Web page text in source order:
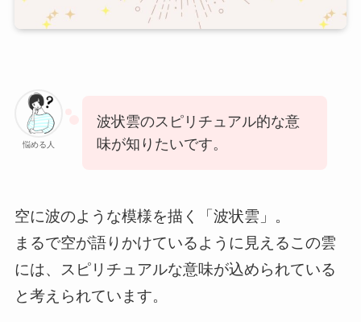
悩める人
波状雲のスピリチュアル的な意
味が知りたいです。
空に波のような模様を描く「波状雲」。
まるで空が語りかけているように見えるこの雲
には、スピリチュアルな意味が込められている
と考えられています。